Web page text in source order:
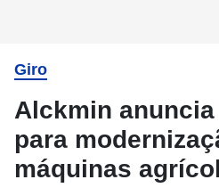
Giro
Alckmin
para
máquinas